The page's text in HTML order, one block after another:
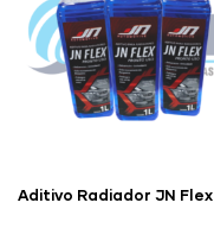
Aditivo Radiador JN Flex